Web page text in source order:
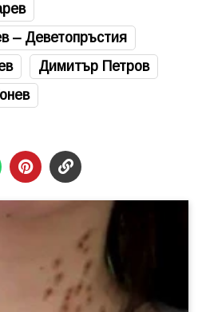
– Деветопръстия
Димитър Петров